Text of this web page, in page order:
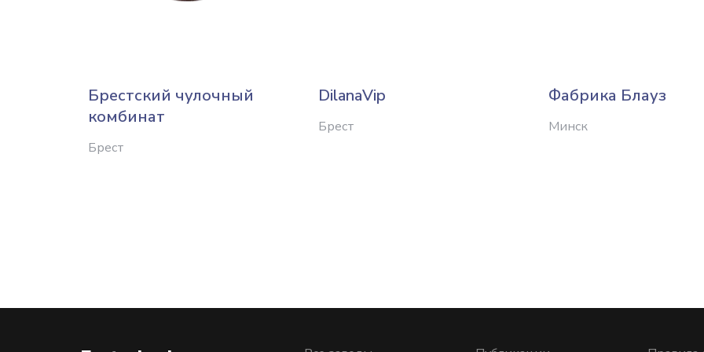
Брестский чулочный
комбинат
Брест
DilanaVip
Брест
Фабрика Блауз
Минск